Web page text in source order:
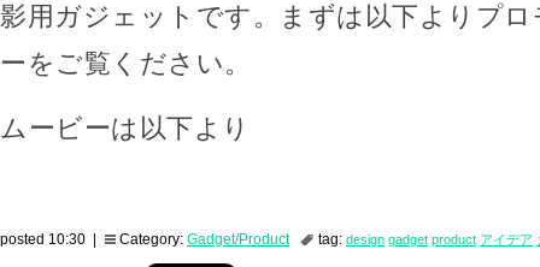
影用ガジェットです。まずは以下よりプ
ーをご覧ください。
ムービーは以下より
posted 10:30 | Category: Gadget/Product tag: design gadget product アイデア